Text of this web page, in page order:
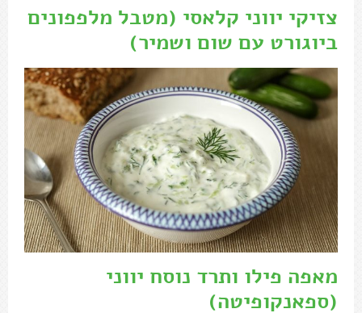
צזיקי יווני קלאסי (מטבל מלפפונים
ביוגורט עם שום ושמיר)
מאפה פילו ותרד נוסח יווני
(ספאנקופיטה)